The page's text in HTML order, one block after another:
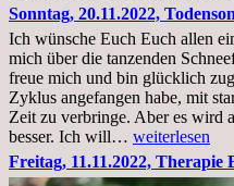
Sonntag, 20.11.2022,
Ich wünsche Euch Euch allen
mich über die tanzenden
freue mich und bin glücklich
Zyklus angefangen habe, mit
Zeit zu verbringe. Aber es wird
besser. Ich will… Sonntag,
20.11.2022,
Todensonntag
weiterlesen
Freitag, 11.11.2022, Therapie